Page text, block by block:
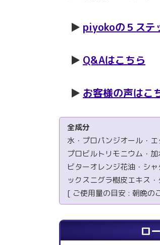
piyokoの５ステ
Q&Aはこちら
お客様の声はこ
全成分
水・プロパンジオール・
プロビルトリモニウム・
ビターオレンジ花油・シ
ックスニグラ樹皮エキス
[ ご使用量の目安 : 朝晩の
ロ